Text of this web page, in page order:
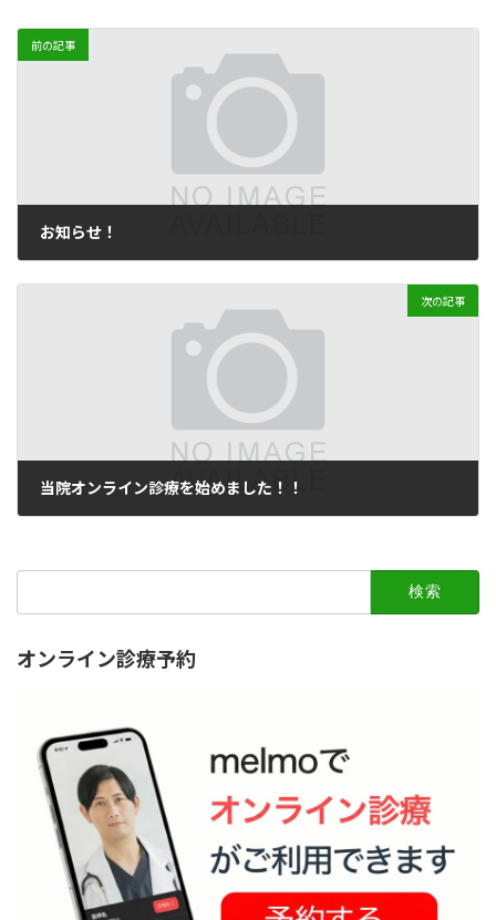
前の記事
お知らせ！
次の記事
当院オンライン診療を始めました！！
オンライン診療予約